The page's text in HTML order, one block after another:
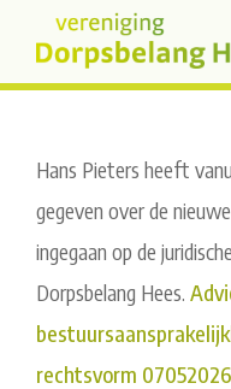
Hans Pieters heeft
gegeven over de
ingegaan op de
Dorpsbelang Hees.
rechtsvorm 07052026